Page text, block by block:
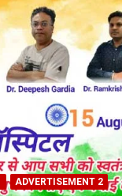
ADVERTISEMENT 2